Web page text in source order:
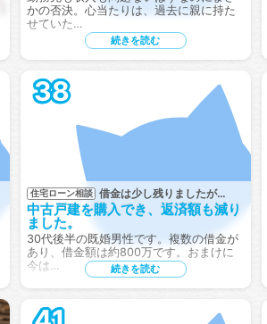
かの否決。心当たりは、過去に親に持た
せていた…
続きを読む
38
住宅ローン相談 借金は少し残りましたが…
中古戸建を購入でき、返済額も減り
ました。
30代後半の既婚男性です。複数の借金が
あり、借金額は約800万です。おまけに
今は…
続きを読む